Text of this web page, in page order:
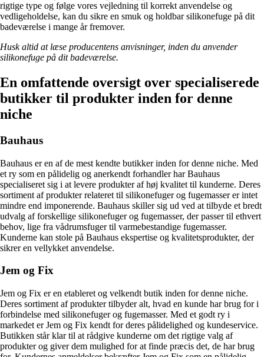
rigtige type og følge vores vejledning til korrekt anvendelse og
vedligeholdelse, kan du sikre en smuk og holdbar silikonefuge på dit
badeværelse i mange år fremover.
Husk altid at læse producentens anvisninger, inden du anvender
silikonefuge på dit badeværelse.
En omfattende oversigt over specialiserede
butikker til produkter inden for denne
niche
Bauhaus
Bauhaus er en af de mest kendte butikker inden for denne niche. Med
et ry som en pålidelig og anerkendt forhandler har Bauhaus
specialiseret sig i at levere produkter af høj kvalitet til kunderne. Deres
sortiment af produkter relateret til silikonefuger og fugemasser er intet
mindre end imponerende. Bauhaus skiller sig ud ved at tilbyde et bredt
udvalg af forskellige silikonefuger og fugemasser, der passer til ethvert
behov, lige fra vådrumsfuger til varmebestandige fugemasser.
Kunderne kan stole på Bauhaus ekspertise og kvalitetsprodukter, der
sikrer en vellykket anvendelse.
Jem og Fix
Jem og Fix er en etableret og velkendt butik inden for denne niche.
Deres sortiment af produkter tilbyder alt, hvad en kunde har brug for i
forbindelse med silikonefuger og fugemasser. Med et godt ry i
markedet er Jem og Fix kendt for deres pålidelighed og kundeservice.
Butikken står klar til at rådgive kunderne om det rigtige valg af
produkter og giver dem mulighed for at finde præcis det, de har brug